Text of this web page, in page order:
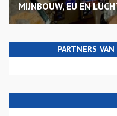
MIJNBOUW, EU EN
PARTNERS